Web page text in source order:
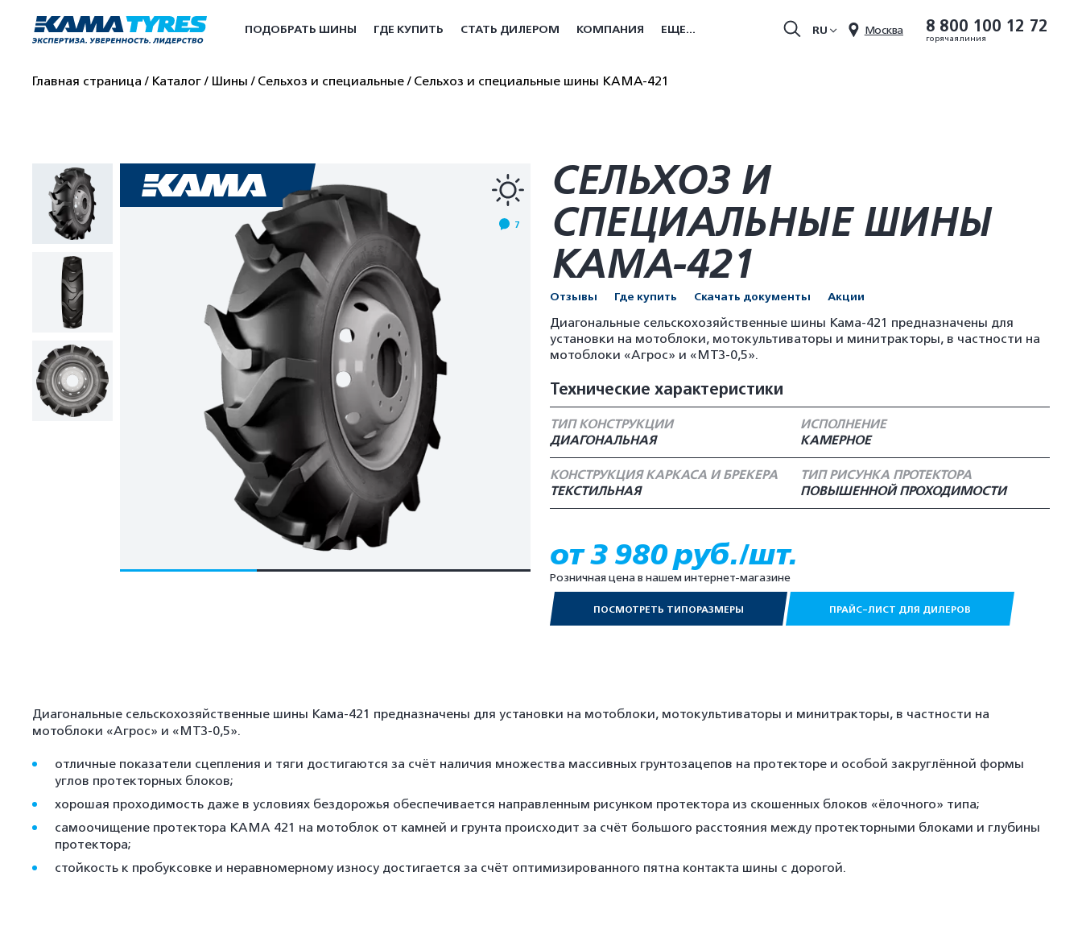
8 800 100 12 72
горячая линия
Москва
RU
ПОДОБРАТЬ ШИНЫ ГДЕ КУПИТЬ СТАТЬ ДИЛЕРОМ КОМПАНИЯ ЕЩЕ...
Главная страница Каталог Шины Сельхоз и специальные Сельхоз и специальные шины КАМА-421
7
СЕЛЬХОЗ И
СПЕЦИАЛЬНЫЕ ШИНЫ
КАМА-421
Отзывы Где купить Скачать документы Акции
Диагональные сельскохозяйственные шины Кама-421 предназначены для
установки на мотоблоки, мотокультиваторы и минитракторы, в частности на
мотоблоки «Агрос» и «МТЗ-0,5».
Технические характеристики
ТИП КОНСТРУКЦИИ
ДИАГОНАЛЬНАЯ
ИСПОЛНЕНИЕ
КАМЕРНОЕ
КОНСТРУКЦИЯ КАРКАСА И БРЕКЕРА
ТЕКСТИЛЬНАЯ
ТИП РИСУНКА ПРОТЕКТОРА
ПОВЫШЕННОЙ ПРОХОДИМОСТИ
от 3 980 руб./шт.
Розничная цена в нашем интернет-магазине
ПОСМОТРЕТЬ ТИПОРАЗМЕРЫ ПРАЙС-ЛИСТ ДЛЯ ДИЛЕРОВ
Диагональные сельскохозяйственные шины Кама-421 предназначены для установки на мотоблоки, мотокультиваторы и минитракторы, в частности на
мотоблоки «Агрос» и «МТЗ-0,5».
отличные показатели сцепления и тяги достигаются за счёт наличия множества массивных грунтозацепов на протекторе и особой закруглённой формы
углов протекторных блоков;
хорошая проходимость даже в условиях бездорожья обеспечивается направленным рисунком протектора из скошенных блоков «ёлочного» типа;
самоочищение протектора КАМА 421 на мотоблок от камней и грунта происходит за счёт большого расстояния между протекторными блоками и глубины
протектора;
стойкость к пробуксовке и неравномерному износу достигается за счёт оптимизированного пятна контакта шины с дорогой.